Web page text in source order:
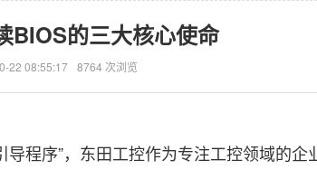
BIOS的三大核心使命
22 08:55:17 8764 次浏览
程序”，东田工控作为专注工控领域的企